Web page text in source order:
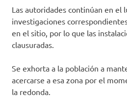
Las autoridades continúan en el
investigaciones
en el sitio, por lo que las
clausuradas.
Se exhorta a la población a
acercarse a esa zona por el
la redonda.